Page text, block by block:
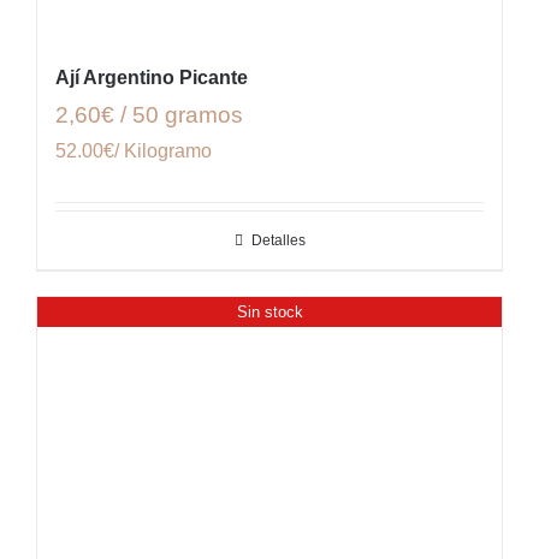
Ají Argentino Picante
2,60€ / 50 gramos
52.00€/ Kilogramo
Detalles
Sin stock